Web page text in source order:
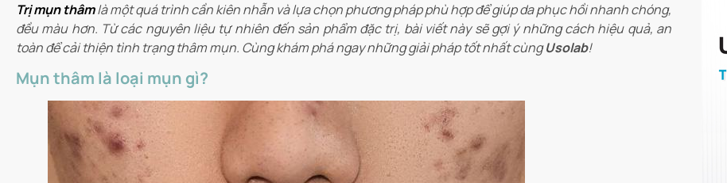
Trị mụn thâmlà một quá trình cần kiên nhẫn và lựa chọn phương pháp phù hợp để giúp da phục hồi nhanh chóng,
đều màu hơn. Từ các nguyên liệu tự nhiên đến sản phẩm đặc trị, bài viết này sẽ gợi ý những cách hiệu quả, an
toàn để cải thiện tình trạng thâm mụn. Cùng khám phá ngay những giải pháp tốt nhất cùngUsolab!
Mụn thâm là loại mụn gì?